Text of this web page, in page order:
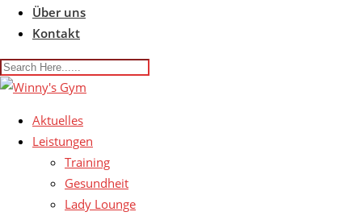
Über uns
Kontakt
Aktuelles
Leistungen
Training
Gesundheit
Lady Lounge